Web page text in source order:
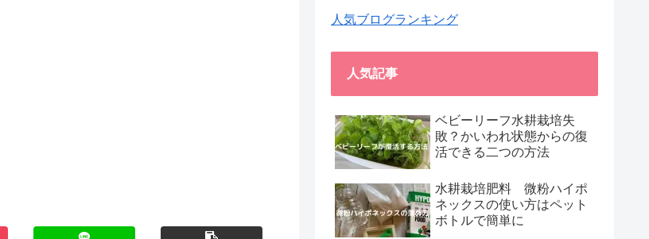
人気ブログランキング
人気記事
ベビーリーフ水耕栽培失
敗？かいわれ状態からの復
活できる二つの方法
水耕栽培肥料 微粉ハイポ
ネックスの使い方はペット
ボトルで簡単に